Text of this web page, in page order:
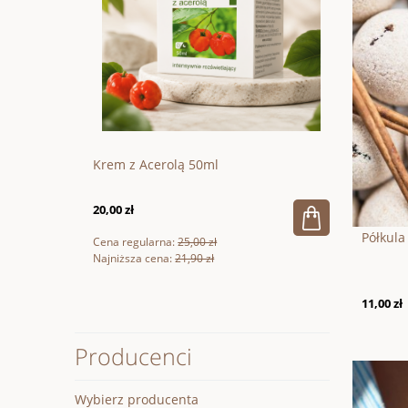
Krem z Acerolą 50ml
20,00 zł
Cena regularna:25,00 zł
Najniższa cena:21,90 zł
66,60 zł
Cena
Producenci
Wybierz producenta
11,00 zł